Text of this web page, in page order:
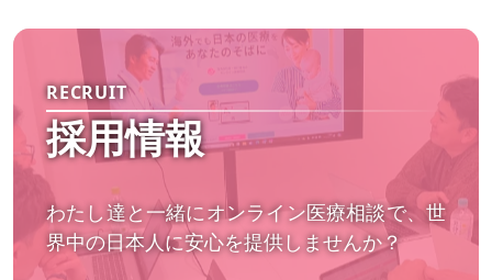
RECRUIT
採用情報
わたし達と一緒にオンライン医療相談で、世
界中の日本人に安心を提供しませんか？